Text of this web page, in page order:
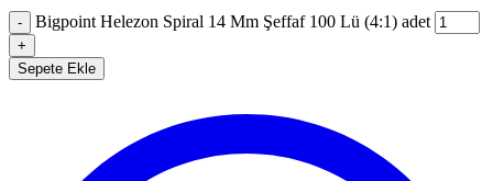
- Bigpoint Helezon Spiral 14 Mm Şeffaf 100 Lü (4:1) adet
+
Sepete Ekle